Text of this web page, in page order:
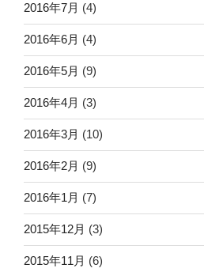
2016年7月 (4)
2016年6月 (4)
2016年5月 (9)
2016年4月 (3)
2016年3月 (10)
2016年2月 (9)
2016年1月 (7)
2015年12月 (3)
2015年11月 (6)